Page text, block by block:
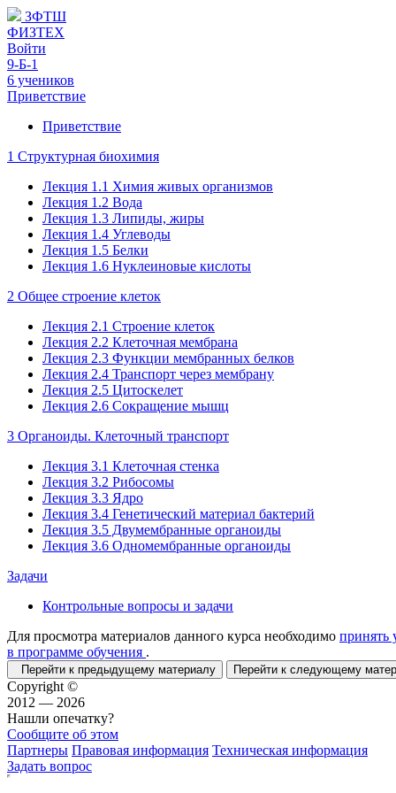
ЗФТШ
ФИЗТЕХ
Войти
9-Б-1
6 учеников
Приветствие
Приветствие
1 Структурная биохимия
Лекция 1.1 Химия живых организмов
Лекция 1.2 Вода
Лекция 1.3 Липиды, жиры
Лекция 1.4 Углеводы
Лекция 1.5 Белки
Лекция 1.6 Нуклеиновые кислоты
2 Общее строение клеток
Лекция 2.1 Строение клеток
Лекция 2.2 Клеточная мембрана
Лекция 2.3 Функции мембранных белков
Лекция 2.4 Транспорт через мембрану
Лекция 2.5 Цитоскелет
Лекция 2.6 Сокращение мышц
3 Органоиды. Клеточный транспорт
Лекция 3.1 Клеточная стенка
Лекция 3.2 Рибосомы
Лекция 3.3 Ядро
Лекция 3.4 Генетический материал бактерий
Лекция 3.5 Двумембранные органоиды
Лекция 3.6 Одномембранные органоиды
Задачи
Контрольные вопросы и задачи
Для просмотра материалов данного курса необходимо принять
в программе обучения .
Перейти к предыдущему материалу Перейти к следующему
Copyright ©
2012 — 2026
Нашли опечатку?
Сообщите об этом
Партнеры Правовая информация Техническая информация
Задать вопрос